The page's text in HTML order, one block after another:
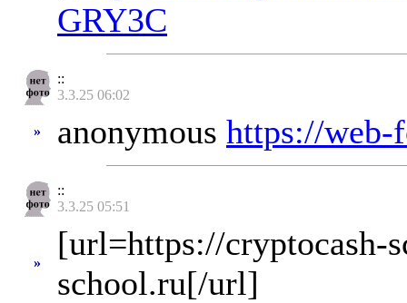
GRY3C
::
3.3.25 06:02
» anonymous https://web-
::
3.3.25 05:51
»
[url=https://cryptocash-
school.ru[/url]